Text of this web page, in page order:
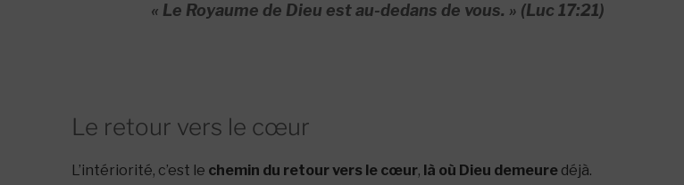
« Le Royaume de Dieu est au-dedans de vous. » (Luc 17:21)
Le retour vers le cœur
L’intériorité, c’est le chemin du retour vers le cœur, là où Dieu demeure déjà.